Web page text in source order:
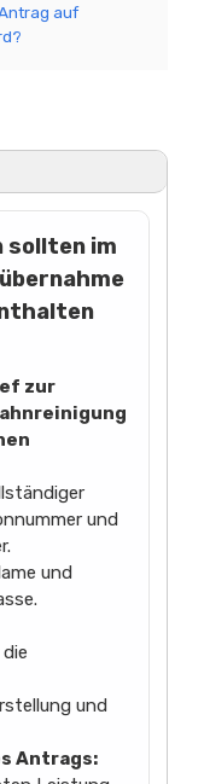
auf
sollten im
zur
und
und
und
Antrags: